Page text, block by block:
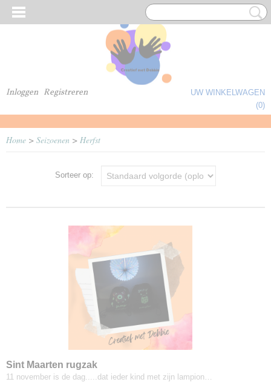
Inloggen Registreren
UW WINKELWAGEN
(0)
Home > Seizoenen > Herfst
Sorteer op:
Sint Maarten rugzak
11 november is de dag.....dat ieder kind met zijn lampion…